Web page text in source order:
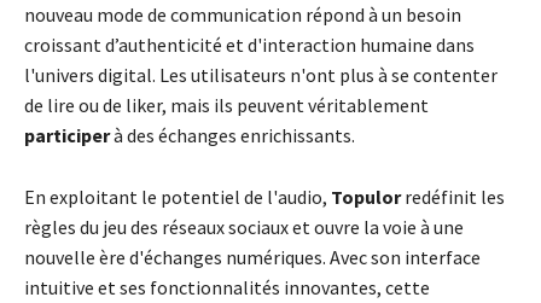
nouveau mode de communication répond à un besoin
croissant d’authenticité et d'interaction humaine dans
l'univers digital. Les utilisateurs n'ont plus à se contenter
de lire ou de liker, mais ils peuvent véritablement
participerà des échanges enrichissants.
En exploitant le potentiel de l'audio, Topulorredéfinit les
règles du jeu des réseaux sociaux et ouvre la voie à une
nouvelle ère d'échanges numériques. Avec son interface
intuitive et ses fonctionnalités innovantes, cette